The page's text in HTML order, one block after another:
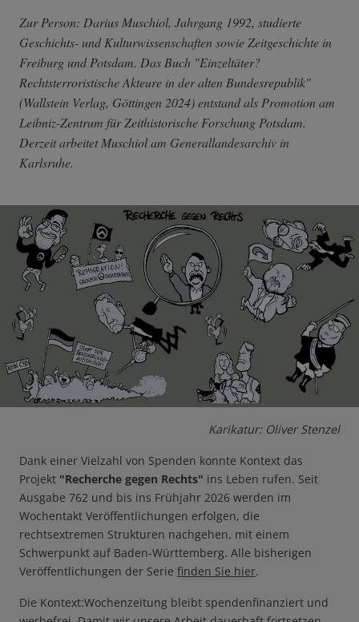
Zur Person: Darius Muschiol, Jahrgang 1992, studierte
Geschichts- und Kulturwissenschaften sowie Zeitgeschichte in
Freiburg und Potsdam. Das Buch "Einzeltäter?
Rechtsterroristische Akteure in der alten Bundesrepublik"
(Wallstein Verlag, Göttingen 2024) entstand als Promotion am
Leibniz-Zentrum für Zeithistorische Forschung Potsdam.
Derzeit arbeitet Muschiol am Generallandesarchiv in
Karlsruhe.
Karikatur: Oliver Stenzel
Dank einer Vielzahl von Spenden konnte Kontext das
Projekt "Recherche gegen Rechts" ins Leben rufen. Seit
Ausgabe 762 und bis ins Frühjahr 2026 werden im
Wochentakt Veröffentlichungen erfolgen, die
rechtsextremen Strukturen nachgehen, mit einem
Schwerpunkt auf Baden-Württemberg. Alle bisherigen
Veröffentlichungen der Serie finden Sie hier.
Die Kontext:Wochenzeitung bleibt spendenfinanziert und